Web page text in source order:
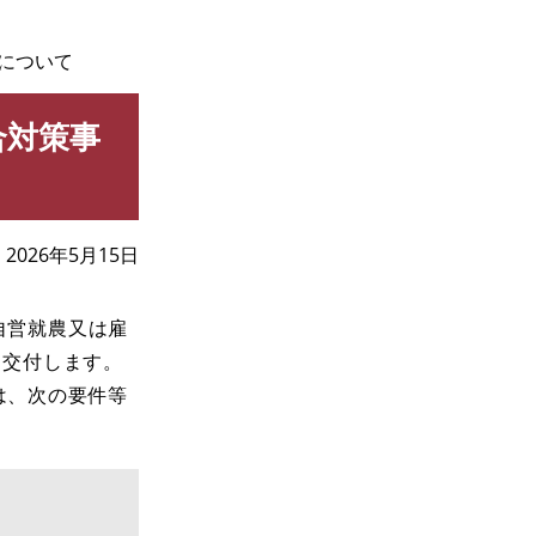
ついて
策事
2026年5月15日
就農又は雇
付します。
次の要件等